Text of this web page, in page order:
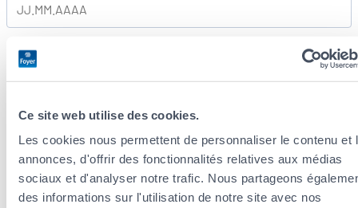
Ce site web utilise des cookies.
Les cookies nous permettent de personnaliser le contenu et
annonces, d'offrir des fonctionnalités relatives aux médias
sociaux et d'analyser notre trafic. Nous partageons
des informations sur l'utilisation de notre site avec nos
Numéro de téléphone*
Préfixe
J’habite au Luxembourg depuis moins d’un an ou je vais bientôt y
emménager.